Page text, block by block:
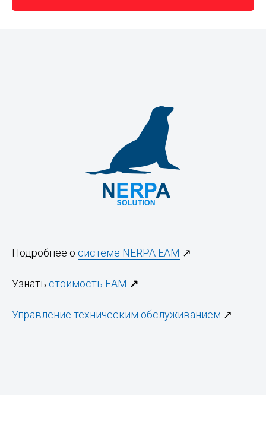
Подробнее о системе NERPA EAM ↗
Узнать стоимость EAM ↗
Управление техническим обслуживанием ↗